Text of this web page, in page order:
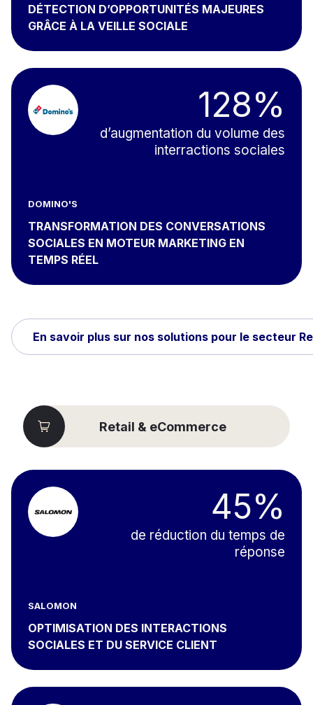
DÉTECTION D’OPPORTUNITÉS MAJEURES
GRÂCE À LA VEILLE SOCIALE
128%
d’augmentation du volume des
interractions sociales
DOMINO'S
TRANSFORMATION DES CONVERSATIONS
SOCIALES EN MOTEUR MARKETING EN
TEMPS RÉEL
En savoir plus sur nos solutions pour le secteur
Retail & eCommerce
45%
de réduction du temps de
réponse
SALOMON
OPTIMISATION DES INTERACTIONS
SOCIALES ET DU SERVICE CLIENT